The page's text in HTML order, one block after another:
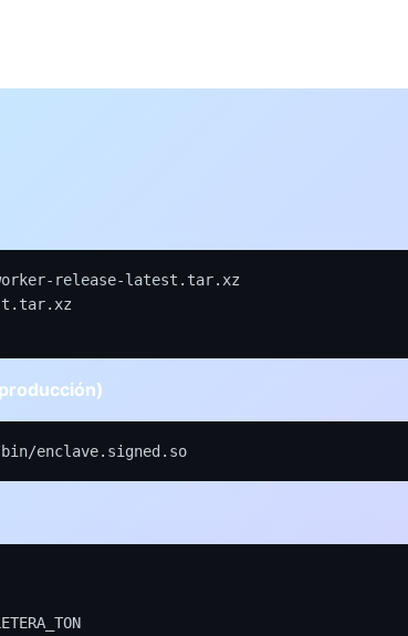
release-latest.tar.xz
enclave.signed.so